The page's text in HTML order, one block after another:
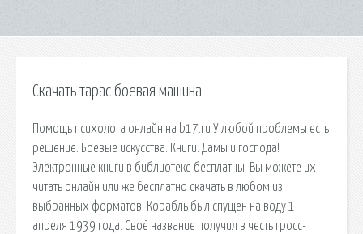
Скачать тарас боевая машина
Помощь психолога онлайн на b17.ru У любой проблемы есть
решение. Боевые искусства. Книги. Дамы и господа!
Электронные книги в библиотеке бесплатны. Вы можете их
читать онлайн или же бесплатно скачать в любом из
выбранных форматов: Корабль был спущен на воду 1
апреля 1939 года. Своё название получил в честь гросс-